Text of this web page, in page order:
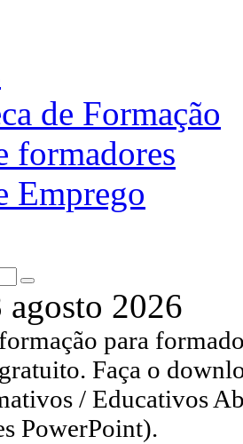
de Formação
formadores
Emprego
agosto 2026
para
Faça o
/ Educativos
PowerPoint).